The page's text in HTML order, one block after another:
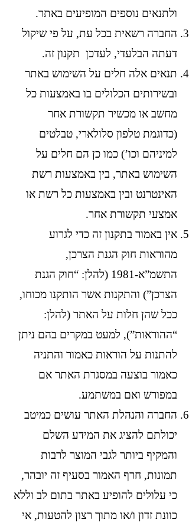
ולתנאים נוספים המופיעים באתר.
החברה רשאית בכל עת, על פי שיקול
דעתה הבלעדי, לעדכן תקנון זה.
תנאים אלה חלים על השימוש באתר
ובשירותים הכלולים בו באמצעות כל
מחשב או מכשיר תקשורת אחר
(כדוגמת טלפון סלולארי, טבלטים
למיניהם וכו’) כמו כן הם חלים על
השימוש באתר, בין באמצעות רשת
האינטרנט ובין באמצעות כל רשת או
אמצעי תקשורת אחר.
אין באמור בתקנון זה כדי לגרוע
מהוראות חוק הגנת הצרכן,
התשמ”א-1981 (להלן: “חוק הגנת
הצרכן”) והתקנות אשר הותקנו מכוחו,
ככל שהן חלות על האתר (להלן:
“ההוראות”), למעט במקרים בהם ניתן
להתנות על הוראות כאמור והתניה
כאמור בוצעה במסגרת האתר אם
במפורש ואם במשתמע.
החברה והנהלת האתר עושים כמיטב
יכולתם להציג את המידע השלם
והמקיף ביותר לגבי המוצר לרבות
תמונות, חרף האמור בסעיף זה יובהר,
כי עלולים להופיע באתר בתום לב וללא
כוונת זדון ו/או מתוך רצון להטעות, אי